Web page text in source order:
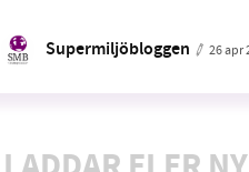
Supermiljöbloggen 26 apr